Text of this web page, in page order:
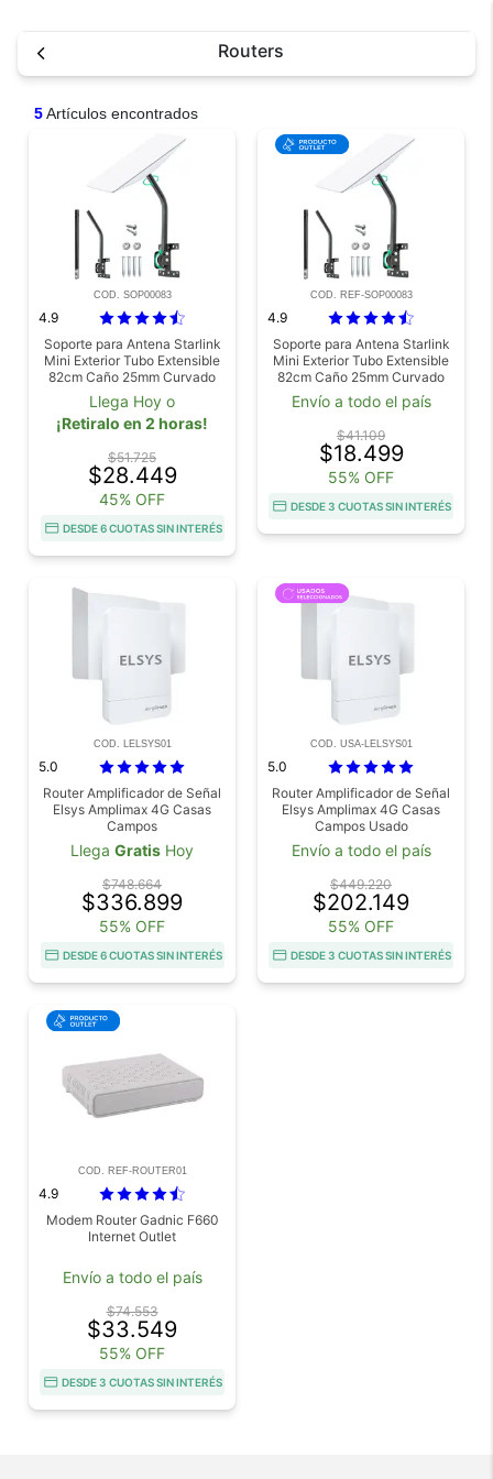
Routers
5Artículos encontrados
COD. SOP00083
4.9
Soporte para Antena Starlink
Mini Exterior Tubo Extensible
82cm Caño 25mm Curvado
Llega Hoy o
¡Retiralo en 2 horas!
$51.725
$28.449
45% OFF
DESDE 6 CUOTAS SIN INTERÉS
COD. REF-SOP00083
4.9
Soporte para Antena Starlink
Mini Exterior Tubo Extensible
82cm Caño 25mm Curvado
Outlet
Envío a todo el país
$41.109
$18.499
55% OFF
DESDE 3 CUOTAS SIN INTERÉS
COD. LELSYS01
5.0
Router Amplificador de Señal
Elsys Amplimax 4G Casas
Campos
Llega Gratis Hoy
$748.664
$336.899
55% OFF
DESDE 6 CUOTAS SIN INTERÉS
COD. USA-LELSYS01
5.0
Router Amplificador de Señal
Elsys Amplimax 4G Casas
Campos Usado
Envío a todo el país
$449.220
$202.149
55% OFF
DESDE 3 CUOTAS SIN INTERÉS
COD. REF-ROUTER01
4.9
Modem Router Gadnic F660
Internet Outlet
Envío a todo el país
$74.553
$33.549
55% OFF
DESDE 3 CUOTAS SIN INTERÉS